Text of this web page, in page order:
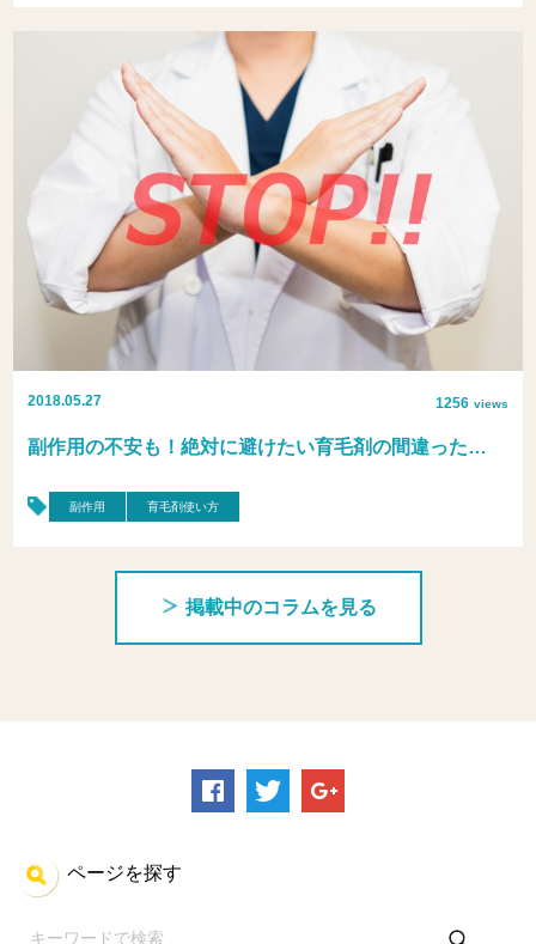
2018.05.27 1256 views
副作用の不安も！絶対に避けたい育毛剤の間違った…
副作用 育毛剤使い方
掲載中のコラムを見る
ページを探す